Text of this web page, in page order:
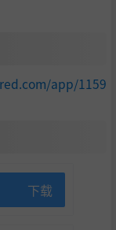
app/1159
下载